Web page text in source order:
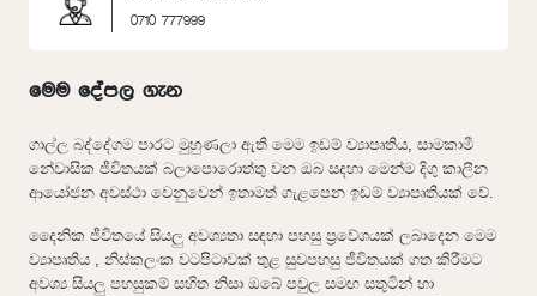
0710 777999
මෙම දේපල ගැන
ගාල්ල බද්දේගම පාරට මුහුණලා ඇති මෙම ඉඩම් ව්‍යාපෘතිය, සාමකාමී
නේවාසික ජීවිතයක් බලාපොරොත්තු වන ඔබ සදහා මෙන්ම දිගු කාලීන
ආයෝජන අවස්ථා වෙනුවෙන් ඉතාමත් ගැළපෙන ඉඩම් ව්‍යාපෘතියක් වේ.
දෛනික ජීවිතයේ සියලු අවශ්‍යතා සඳහා පහසු ප්‍රවේශයක් ලබාදෙන මෙම
ව්‍යාපෘතිය , නිස්කලංක වටපිටාවක් තුළ සුවපහසු ජීවිතයක් ගත කිරීමට
අවශ්‍ය සියලු පහසුකම් සහිත නිසා ඔබේ පවුල සමඟ සතුටින් හා